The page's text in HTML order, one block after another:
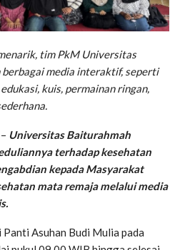
tim PkM Universitas
media interaktif, seperti
kuis, permainan ringan,
Universitas Baiturahmah
terhadap kesehatan
kepada Masyarakat
mata remaja melalui media
Asuhan Budi Mulia pada